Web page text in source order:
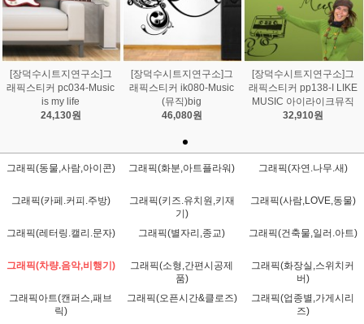
[장덕수시트지연구소]그
래픽스티커 pc034-Music
is my life
24,130원
[장덕수시트지연구소]그
래픽스티커 ik080-Music
(뮤직)big
46,080원
[장덕수시트지연구소]그
래픽스티커 pp138-I LIKE
MUSIC 아이라이크뮤직
32,910원
그래픽(동물,사람,아이콘) 그래픽(화분,아트플라워) 그래픽(자연.나무.새)
그래픽(카페.커피.주방)
그래픽(키즈.유치원,키재
기)
그래픽(사람,LOVE,동물)
그래픽(레터링.캘리.문자) 그래픽(별자리,종교) 그래픽(건축물,일러.아트)
그래픽(차량.음악,비행기)
그래픽(소형,간편시공제
품)
그래픽(화장실,스위치커
버)
그래픽아트(캔퍼스,패브
릭)
그래픽(오픈시간&클로즈)
그래픽(업종별,가게시리
즈)